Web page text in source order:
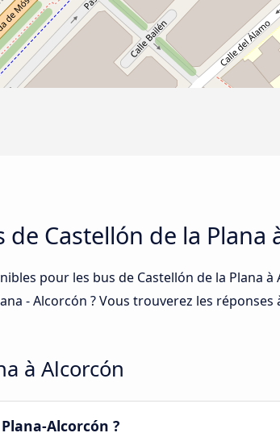
Castellón de la Plana
pour les bus de Castellón de la Plana à
- Alcorcón ? Vous trouverez les réponses
à Alcorcón
Alcorcón ?